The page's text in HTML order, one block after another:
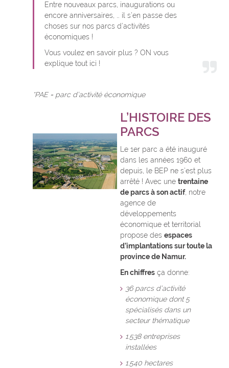
Entre nouveaux parcs, inaugurations ou
encore anniversaires, … il s’en passe des
choses sur nos parcs d’activités
économiques !
Vous voulez en savoir plus ? ON vous
explique tout ici !
*PAE = parc d’activité économique
L’HISTOIRE DES
PARCS
Le 1er parc a été inauguré
dans les années 1960 et
depuis, le BEP ne s’est plus
arrêté ! Avec une trentaine
de parcs à son actif, notre
agence de
développements
économique et territorial
propose des espaces
d’implantations sur toute la
province de Namur.
En chiffres ça donne:
36 parcs d’activité
économique dont 5
spécialisés dans un
secteur thématique
1.538 entreprises
installées
1.540 hectares